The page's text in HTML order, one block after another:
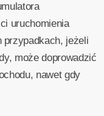
uruchomienia
przypadkach, jeżeli
może doprowadzić
nawet gdy